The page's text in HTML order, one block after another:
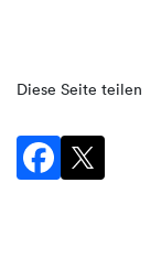
Diese Seite teilen